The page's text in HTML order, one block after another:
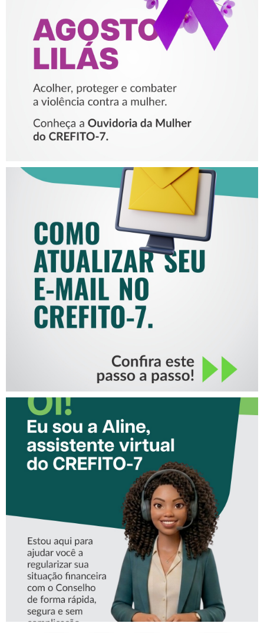
AGOSTO LILÁS – ACOLHER,
PROTEGER E COMBATER A
VIOLÊNCIA CONTRA A
MULHER
COMO ATUALIZAR SEU E-
MAIL NO CREFITO-7
CONHEÇA A ‘ALINE’,
ASSISTENTE VIRTUAL DO
CREFITO-7